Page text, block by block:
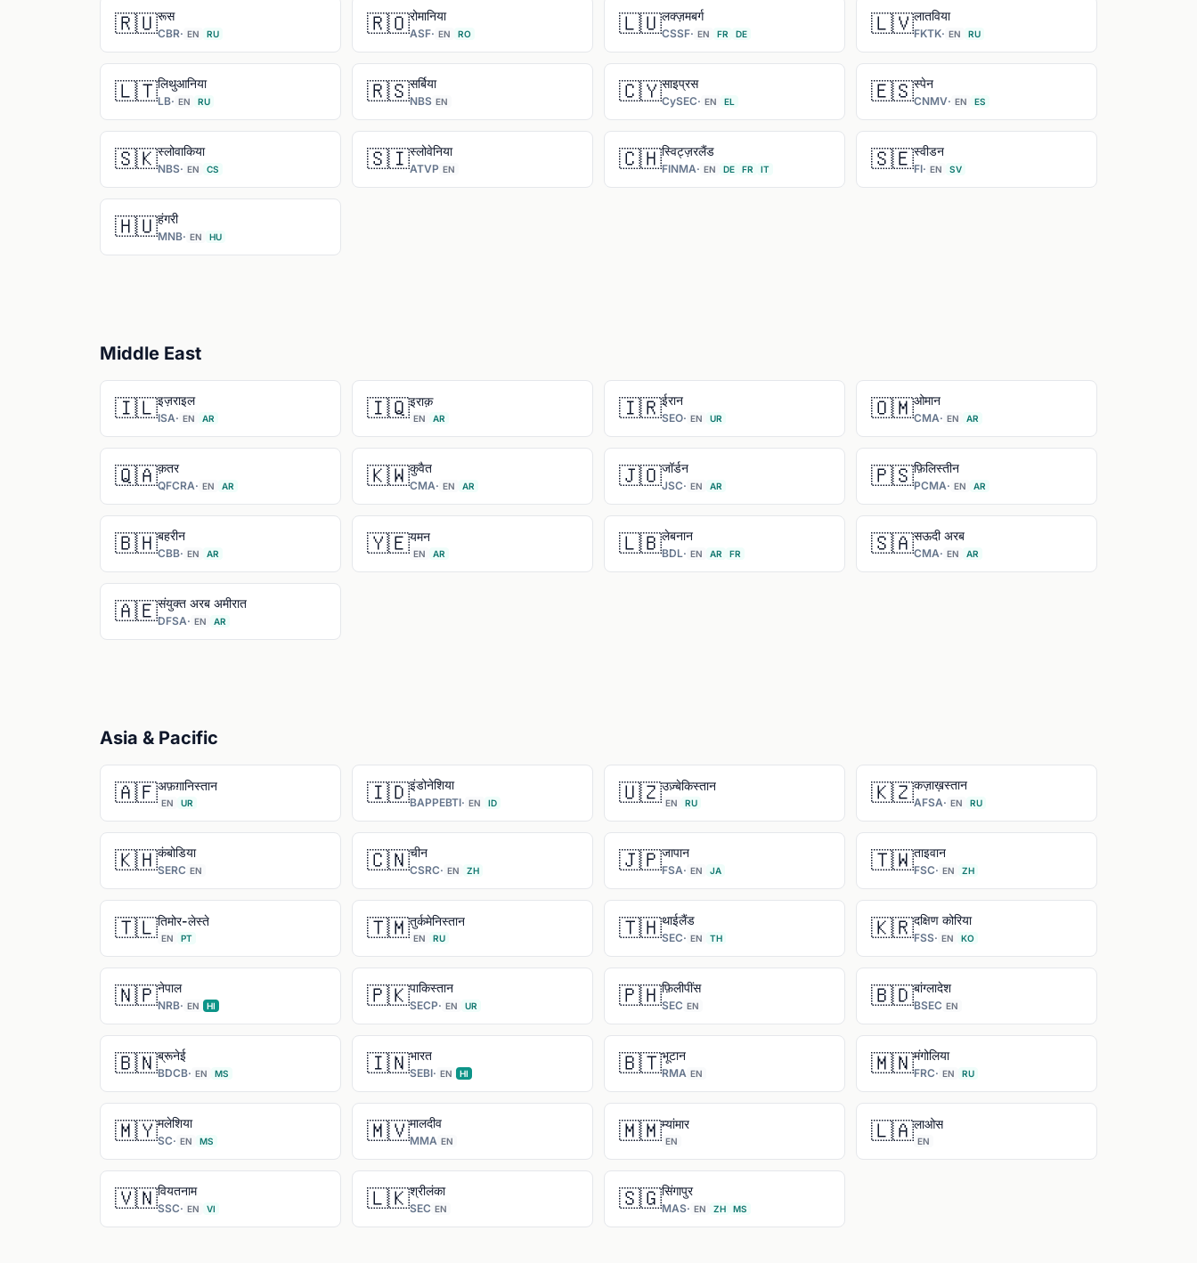
🇷🇺रूस
CBR· EN RU 🇷🇴रोमानिया
ASF· EN RO 🇱🇺लक्ज़मबर्ग
CSSF· EN FR DE 🇱🇻लातविया
FKTK· EN RU
🇱🇹लिथुआनिया
LB· EN RU 🇷🇸सर्बिया
NBS EN 🇨🇾साइप्रस
CySEC· EN EL 🇪🇸स्पेन
CNMV· EN ES
🇸🇰स्लोवाकिया
NBS· EN CS 🇸🇮स्लोवेनिया
ATVP EN 🇨🇭स्विट्ज़रलैंड
FINMA· EN DE FR IT 🇸🇪स्वीडन
FI· EN SV
🇭🇺हंगरी
MNB· EN HU
Middle East
🇮🇱इज़राइल
ISA· EN AR 🇮🇶इराक़
EN AR 🇮🇷ईरान
SEO· EN UR 🇴🇲ओमान
CMA· EN AR
🇶🇦क़तर
QFCRA· EN AR 🇰🇼कुवैत
CMA· EN AR 🇯🇴जॉर्डन
JSC· EN AR 🇵🇸फ़िलिस्तीन
PCMA· EN AR
🇧🇭बहरीन
CBB· EN AR 🇾🇪यमन
EN AR 🇱🇧लेबनान
BDL· EN AR FR 🇸🇦सऊदी अरब
CMA· EN AR
🇦🇪संयुक्त अरब अमीरात
DFSA· EN AR
Asia & Pacific
🇦🇫अफ़ग़ानिस्तान
EN UR 🇮🇩इंडोनेशिया
BAPPEBTI· EN ID 🇺🇿उज़्बेकिस्तान
EN RU 🇰🇿कज़ाख़स्तान
AFSA· EN RU
🇰🇭कंबोडिया
SERC EN 🇨🇳चीन
CSRC· EN ZH 🇯🇵जापान
FSA· EN JA 🇹🇼ताइवान
FSC· EN ZH
🇹🇱तिमोर-लेस्ते
EN PT 🇹🇲तुर्कमेनिस्तान
EN RU 🇹🇭थाईलैंड
SEC· EN TH 🇰🇷दक्षिण कोरिया
FSS· EN KO
🇳🇵नेपाल
NRB· EN HI 🇵🇰पाकिस्तान
SECP· EN UR 🇵🇭फ़िलीपींस
SEC EN 🇧🇩बांग्लादेश
BSEC EN
🇧🇳ब्रूनेई
BDCB· EN MS 🇮🇳भारत
SEBI· EN HI 🇧🇹भूटान
RMA EN 🇲🇳मंगोलिया
FRC· EN RU
🇲🇾मलेशिया
SC· EN MS 🇲🇻मालदीव
MMA EN 🇲🇲म्यांमार
EN 🇱🇦लाओस
EN
🇻🇳वियतनाम
SSC· EN VI 🇱🇰श्रीलंका
SEC EN 🇸🇬सिंगापुर
MAS· EN ZH MS